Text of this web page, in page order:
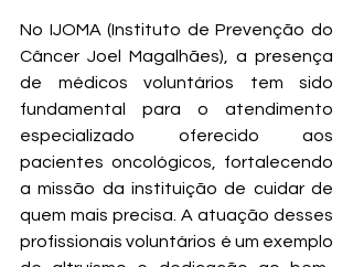
No IJOMA (Instituto de Prevenção do
Câncer Joel Magalhães), a presença
de médicos voluntários tem sido
fundamental para o atendimento
especializado oferecido aos
pacientes oncológicos, fortalecendo
a missão da instituição de cuidar de
quem mais precisa. A atuação desses
profissionais voluntários é um exemplo